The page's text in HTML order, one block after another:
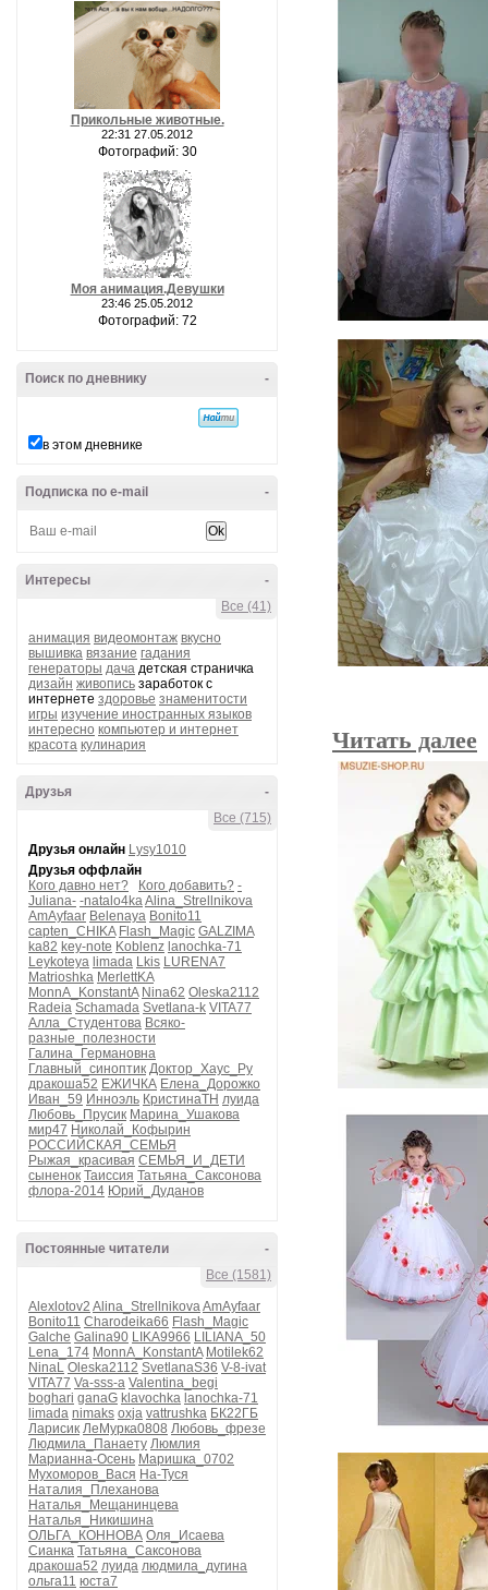
Прикольные животные.
22:31 27.05.2012
Фотографий: 30
Моя анимация.Девушки
23:46 25.05.2012
Фотографий: 72
-
Поиск по дневнику
в этом дневнике
-
Подписка по e-mail
-
Интересы
Все (41)
анимация видеомонтаж вкусно
вышивка вязание гадания
генераторы дача детская страничка
дизайн живопись заработок с
интернете здоровье знаменитости
игры изучение иностранных языков
интересно компьютер и интернет
красота кулинария
-
Друзья
Все (715)
Друзья онлайн Lysy1010
Друзья оффлайн
Кого давно нет?
Кого добавить? -
Juliana- -natalo4kaAlina_Strellnikova
AmAyfaar Belenaya Bonito11
capten_CHIKA Flash_Magic GALZIMA
ka82 key-note Koblenz lanochka-71
Leykoteya limada Lkis LURENA7
Matrioshka MerlettKA
MonnA_KonstantA Nina62 Oleska2112
Radeia Schamada Svetlana-k VITA77
Алла_Студентова Всяко-
разные_полезности
Галина_Германовна
Главный_синоптик Доктор_Хаус_Ру
дракоша52 ЕЖИЧКА Елена_Дорожко
Иван_59 Инноэль КристинаТН луида
Любовь_Прусик Марина_Ушакова
мир47 Николай_Кофырин
РОССИЙСКАЯ_СЕМЬЯ
Рыжая_красивая СЕМЬЯ_И_ДЕТИ
сыненок Таиссия Татьяна_Саксонова
флора-2014 Юрий_Дуданов
-
Постоянные читатели
Все (1581)
Alexlotov2 Alina_StrellnikovaAmAyfaar
Bonito11 Charodeika66 Flash_Magic
Galche Galina90 LIKA9966 LILIANA_50
Lena_174 MonnA_KonstantA Motilek62
NinaL Oleska2112 SvetlanaS36 V-8-ivat
VITA77 Va-sss-a Valentina_begi
boghari ganaG klavochka lanochka-71
limada nimaks oxja vattrushka БК22ГБ
Ларисик ЛеМурка0808 Любовь_фрезе
Людмила_Панаету Люмлия
Марианна-Осень Маришка_0702
Мухоморов_Вася На-Туся
Наталия_Плеханова
Наталья_Мещанинцева
Наталья_Никишина
ОЛЬГА_КОННОВА Оля_Исаева
Сианка Татьяна_Саксонова
дракоша52 луида людмила_дугина
ольга11 юста7
Читать далее